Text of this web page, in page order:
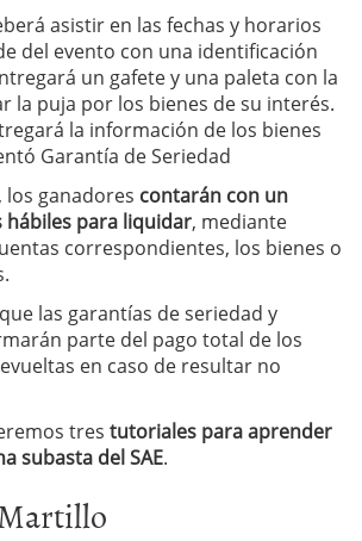
asistir en las fechas y horarios
del evento con una identificación
un gafete y una paleta con la
la puja por los bienes de su interés.
la información de los bienes
Garantía de Seriedad
los ganadores contarán con un
hábiles para liquidar, mediante
correspondientes, los bienes o
las garantías de seriedad y
parte del pago total de los
en caso de resultar no
tres tutoriales para aprender
subasta del SAE.